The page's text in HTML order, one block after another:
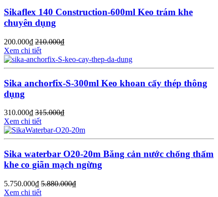
Sikaflex 140 Construction-600ml Keo trám khe
chuyên dụng
200.000₫ 210.000₫
Xem chi tiết
Sika anchorfix-S-300ml Keo khoan cấy thép thông
dụng
310.000₫ 315.000₫
Xem chi tiết
Sika waterbar O20-20m Băng cản nước chống thấm
khe co giãn mạch ngừng
5.750.000₫ 5.880.000₫
Xem chi tiết